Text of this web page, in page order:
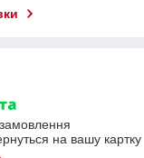
на вашу картку